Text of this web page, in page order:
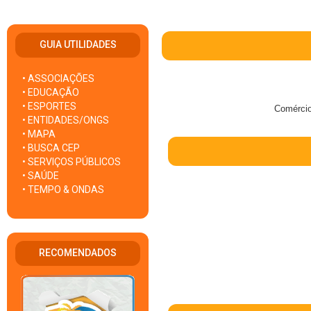
GUIA UTILIDADES
• ASSOCIAÇÕES
• EDUCAÇÃO
• ESPORTES
• ENTIDADES/ONGS
• MAPA
• BUSCA CEP
• SERVIÇOS PÚBLICOS
• SAÚDE
• TEMPO & ONDAS
RECOMENDADOS